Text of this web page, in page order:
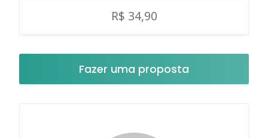
R$ 34,90
Fazer uma proposta